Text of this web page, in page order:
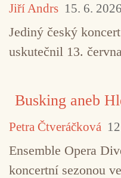
Jiří Andrs 15. 6. 2026
Jediný český
uskutečnil 13.
Busking aneb
Petra Čtveráčková
Ensemble Opera
koncertní sezonou